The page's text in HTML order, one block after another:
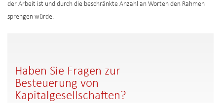
der Arbeit ist und durch die beschränkte Anzahl an Worten den Rahmen
sprengen würde.
Haben Sie Fragen zur
Besteuerung von
Kapitalgesellschaften?